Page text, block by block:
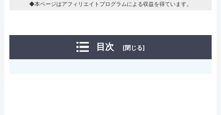
◆本ページはアフィリエイトプログラムによる収益を得ています。
目次 [閉じる]